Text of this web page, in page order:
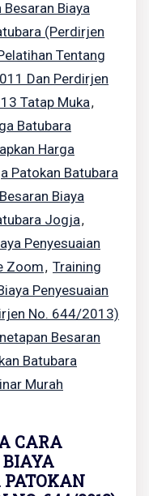
Biaya
(Perdirjen
Tentang
Dan Perdirjen
Tatap Muka,
Batubara
Harga
Patokan Batubara
Biaya
Jogja,
Penyesuaian
Zoom, Training
Penyesuaian
No. 644/2013)
Besaran
Batubara
Murah
CARA
BIAYA